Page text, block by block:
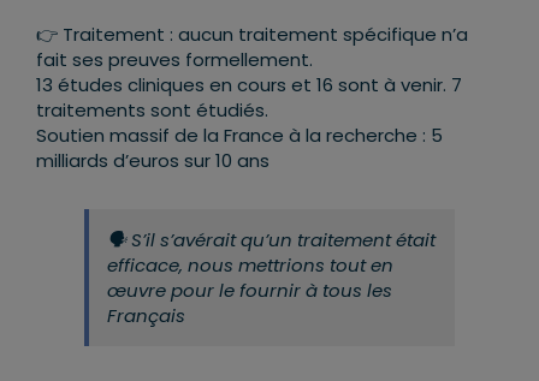
👉 Traitement : aucun traitement spécifique n’a
fait ses preuves formellement.
13 études cliniques en cours et 16 sont à venir. 7
traitements sont étudiés.
Soutien massif de la France à la recherche : 5
milliards d’euros sur 10 ans
🗣S’il s’avérait qu’un traitement était
efficace, nous mettrions tout en
œuvre pour le fournir à tous les
Français